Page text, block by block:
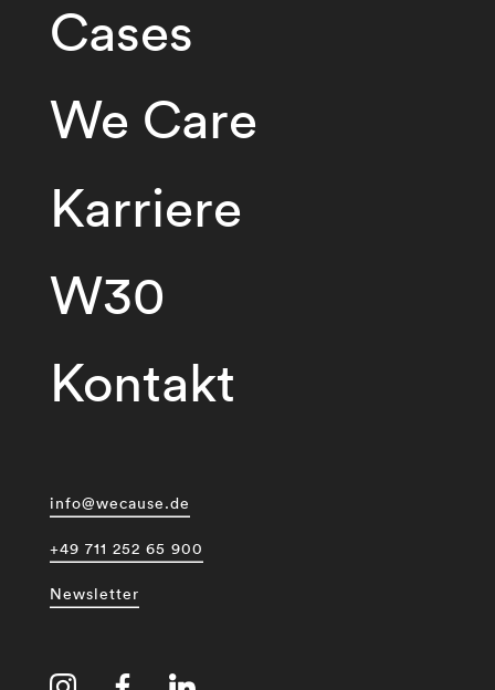
Cases
We Care
Karriere
W30
Kontakt
info@wecause.de
+49 711 252 65 900
Newsletter